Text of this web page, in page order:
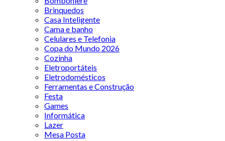
Brinquedos
Casa Inteligente
Cama e banho
Celulares e Telefonia
Copa do Mundo 2026
Cozinha
Eletroportáteis
Eletrodomésticos
Ferramentas e Construção
Festa
Games
Informática
Lazer
Mesa Posta